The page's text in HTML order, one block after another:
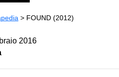
> FOUND (2012)
2016